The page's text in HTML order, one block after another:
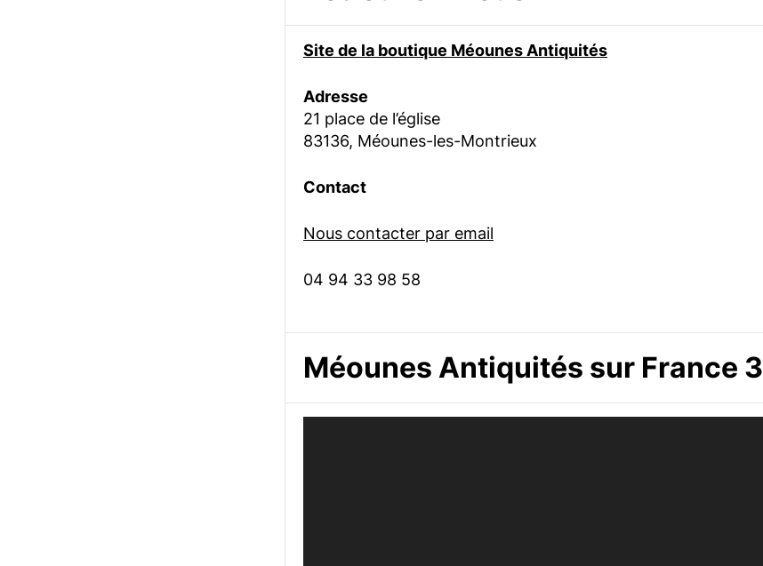
Site de la boutique Méounes Antiquités
Adresse
21 place de l’église
83136, Méounes-les-Montrieux
Contact
Nous contacter par email
04 94 33 98 58
Méounes Antiquités sur France 3